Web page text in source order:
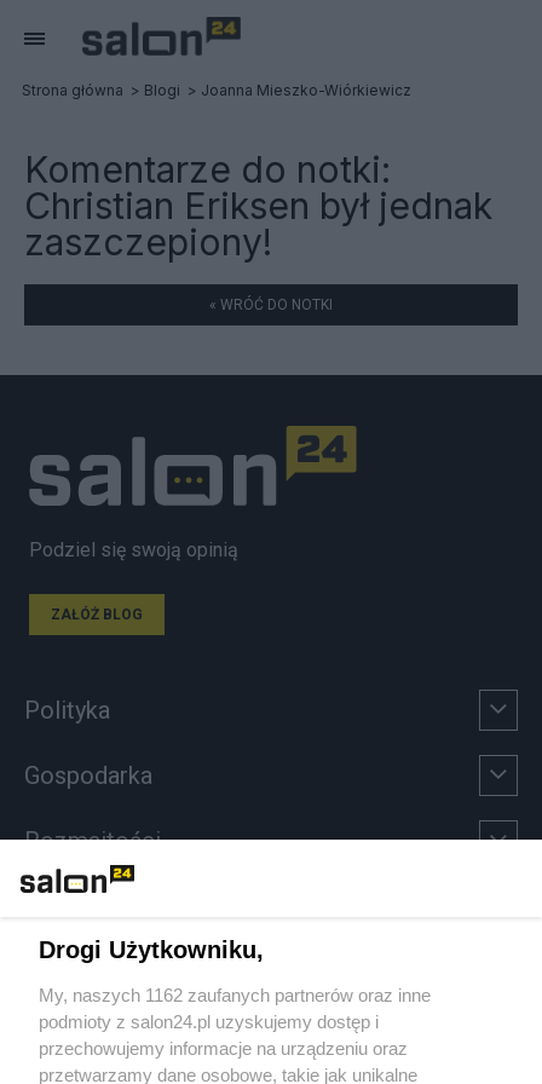
Strona główna Blogi Joanna Mieszko-Wiórkiewicz
Komentarze do notki:
Christian Eriksen był jednak
zaszczepiony!
« WRÓĆ DO NOTKI
Podziel się swoją opinią
ZAŁÓŻ BLOG
Polityka
Gospodarka
Rozmaitości
Sport
Społeczeństwo
Drogi Użytkowniku,
My, naszych 1162 zaufanych partnerów oraz inne
podmioty z salon24.pl uzyskujemy dostęp i
przechowujemy informacje na urządzeniu oraz
przetwarzamy dane osobowe, takie jak unikalne